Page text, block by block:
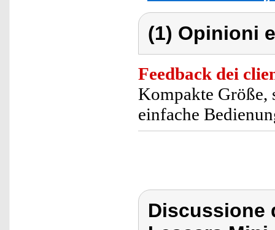
(1) Opinioni
Feedback dei
Kompakte Größe,
einfache
Discussione